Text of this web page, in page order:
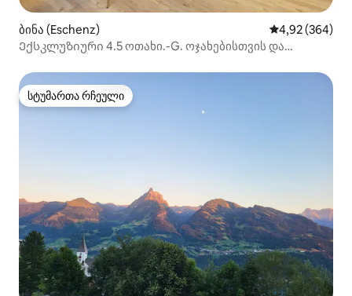
ბინა (Eschenz) საშუალო
4,92 (364)
Ექსკლუზიური 4.5 ოთახი.-G. ოჯახებისთვის და
სტუმართა რჩეული
სტუმართა რჩეული